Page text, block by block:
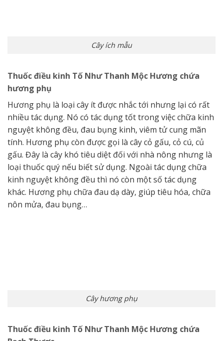
Cây ích mẫu
Thuốc điều kinh Tố Như Thanh Mộc Hương chứa
hương phụ
Hương phụ là loại cây ít được nhắc tới nhưng lại có rất
nhiều tác dụng. Nó có tác dụng tốt trong việc chữa kinh
nguyệt không đều, đau bụng kinh, viêm tử cung mãn
tính. Hương phụ còn được gọi là cây cỏ gấu, cỏ cú, củ
gấu. Đây là cây khó tiêu diệt đối với nhà nông nhưng là
loại thuốc quý nếu biết sử dụng. Ngoài tác dụng chữa
kinh nguyệt không đều thì nó còn một số tác dụng
khác. Hương phụ chữa đau dạ dày, giúp tiêu hóa, chữa
nôn mửa, đau bụng…
Cây hương phụ
Thuốc điều kinh Tố Như Thanh Mộc Hương chứa